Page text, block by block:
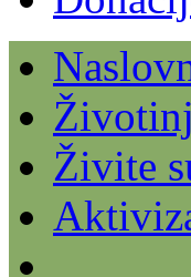
Živite